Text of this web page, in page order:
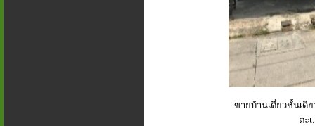
ขายบ้านเดี่ยวชั้นเดี
ตะเ